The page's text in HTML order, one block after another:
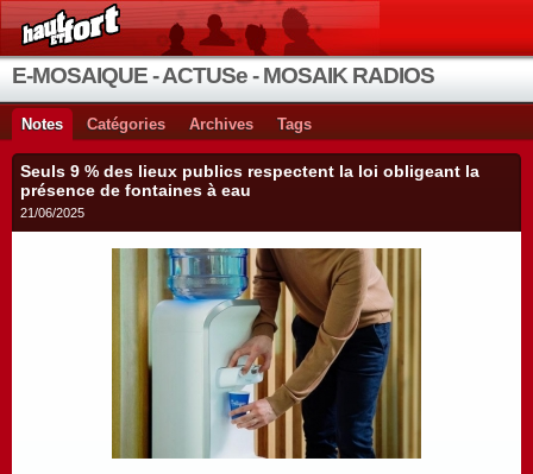
E-MOSAIQUE - ACTUSe - MOSAIK RADIOS
Notes Catégories Archives Tags
Seuls 9 % des lieux publics respectent la loi obligeant la
présence de fontaines à eau
21/06/2025